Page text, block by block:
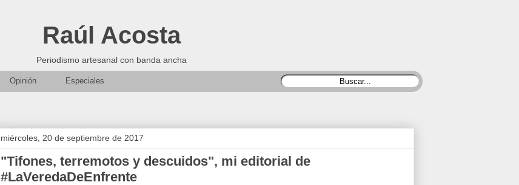
Raúl Acosta
Periodismo artesanal con banda ancha
Opinión Especiales
miércoles, 20 de septiembre de 2017
"Tifones, terremotos y descuidos", mi editorial de
#LaVeredaDeEnfrente